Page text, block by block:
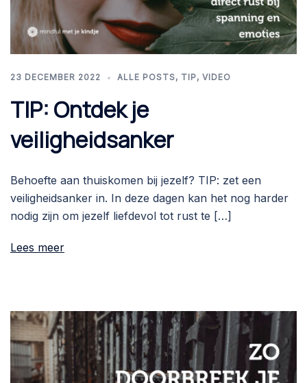
23 DECEMBER 2022 ALLE POSTS, TIP, VIDEO
TIP: Ontdek je
veiligheidsanker
Behoefte aan thuiskomen bij jezelf? TIP: zet een
veiligheidsanker in. In deze dagen kan het nog harder
nodig zijn om jezelf liefdevol tot rust te […]
Lees meer